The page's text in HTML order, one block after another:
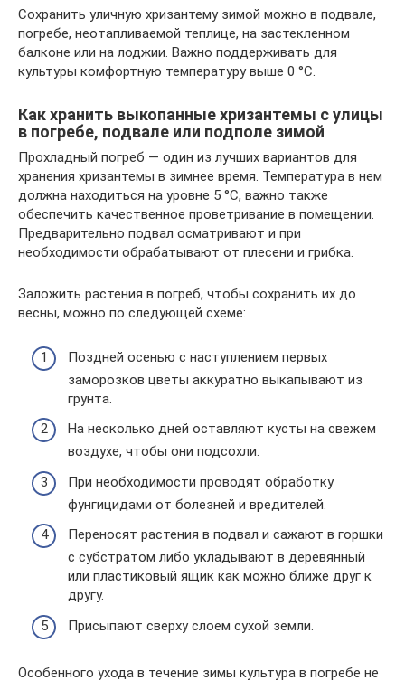
Сохранить уличную хризантему зимой можно в подвале,
погребе, неотапливаемой теплице, на застекленном
балконе или на лоджии. Важно поддерживать для
культуры комфортную температуру выше 0 °С.
Как хранить выкопанные хризантемы с улицы
в погребе, подвале или подполе зимой
Прохладный погреб — один из лучших вариантов для
хранения хризантемы в зимнее время. Температура в нем
должна находиться на уровне 5 °С, важно также
обеспечить качественное проветривание в помещении.
Предварительно подвал осматривают и при
необходимости обрабатывают от плесени и грибка.
Заложить растения в погреб, чтобы сохранить их до
весны, можно по следующей схеме:
Поздней осенью с наступлением первых
заморозков цветы аккуратно выкапывают из
грунта.
На несколько дней оставляют кусты на свежем
воздухе, чтобы они подсохли.
При необходимости проводят обработку
фунгицидами от болезней и вредителей.
Переносят растения в подвал и сажают в горшки
с субстратом либо укладывают в деревянный
или пластиковый ящик как можно ближе друг к
другу.
Присыпают сверху слоем сухой земли.
Особенного ухода в течение зимы культура в погребе не